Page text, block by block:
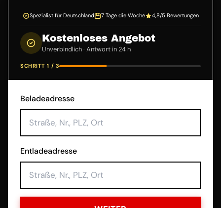
Spezialist für Deutschland 7 Tage die Woche 4,8/5 Bewertungen
Kostenloses Angebot
Unverbindlich · Antwort in 24 h
SCHRITT 1 / 3
Beladeadresse
Entladeadresse